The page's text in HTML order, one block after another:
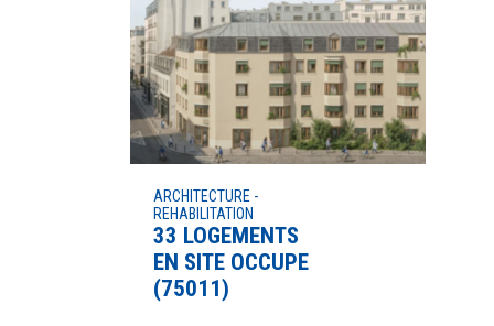
ARCHITECTURE -
REHABILITATION
33 LOGEMENTS
EN SITE OCCUPE
(75011)